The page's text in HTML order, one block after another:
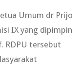
Umum dr Prijo
IX yang dipimpin
RDPU tersebut